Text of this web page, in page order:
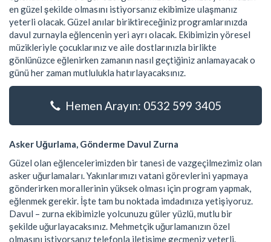
en güzel şekilde olmasını istiyorsanız ekibimize ulaşmanız
yeterli olacak. Güzel anılar biriktireceğiniz programlarınızda
davul zurnayla eğlencenin yeri ayrı olacak. Ekibimizin yöresel
müzikleriyle çocuklarınız ve aile dostlarınızla birlikte
gönlünüzce eğlenirken zamanın nasıl geçtiğiniz anlamayacak o
günü her zaman mutlulukla hatırlayacaksınız.
Hemen Arayın: 0532 599 3405
Asker Uğurlama, Gönderme Davul Zurna
Güzel olan eğlencelerimizden bir tanesi de vazgeçilmezimiz olan
asker uğurlamaları. Yakınlarımızı vatani görevlerini yapmaya
gönderirken morallerinin yüksek olması için program yapmak,
eğlenmek gerekir. İşte tam bu noktada imdadınıza yetişiyoruz.
Davul – zurna ekibimizle yolcunuzu güler yüzlü, mutlu bir
şekilde uğurlayacaksınız. Mehmetçik uğurlamanızın özel
olmasını istiyorsanız telefonla iletişime geçmeniz yeterli.